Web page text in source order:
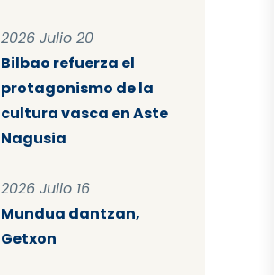
2026 Julio 20
Bilbao refuerza el
protagonismo de la
cultura vasca en Aste
Nagusia
2026 Julio 16
Mundua dantzan,
Getxon